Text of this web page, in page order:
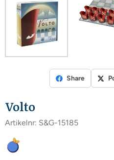
Share
Volto
Artikelnr: S&G-15185